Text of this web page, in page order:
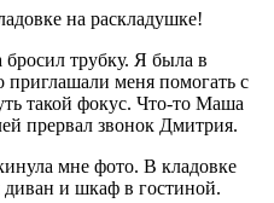
на раскладушке!
трубку. Я была в
приглашали меня помогать с
такой фокус. Что-то Маша
прервал звонок Дмитрия.
мне фото. В кладовке
диван и шкаф в гостиной.